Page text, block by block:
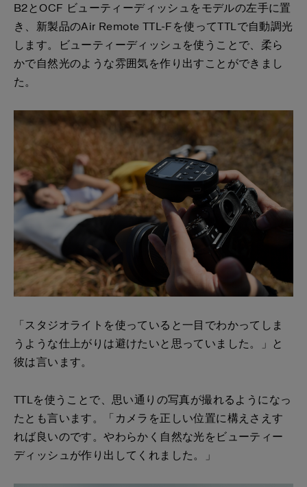
B2とOCF ビューティーディッシュをモデルの左手に置
き、新製品のAir Remote TTL-Fを使ってTTLで自動調光
します。ビューティーディッシュを使うことで、柔ら
かで自然光のような雰囲気を作り出すことができまし
た。
「スタジオライトを使っていると一目でわかってしま
うような仕上がりは避けたいと思っていました。」と
彼は言います。
TTLを使うことで、思い通りの写真が撮れるようになっ
たとも言います。「カメラを正しい位置に構えさえす
れば良いのです。やわらかく自然な光をビューティー
ディッシュが作り出してくれました。」